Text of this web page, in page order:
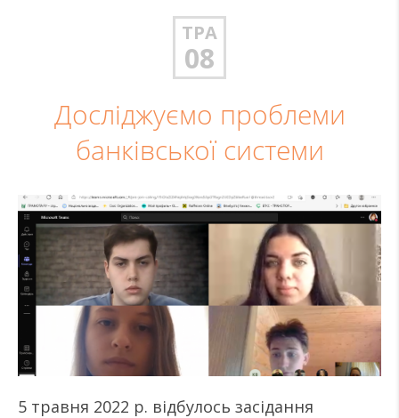
ТРА
08
Досліджуємо проблеми
банківської системи
5 травня 2022 р. відбулось засідання